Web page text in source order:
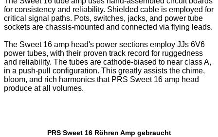
for consistency and reliability. Shielded cable is employed for
critical signal paths. Pots, switches, jacks, and power tube
sockets are chassis-mounted and connected via flying leads.
The Sweet 16 amp head's power sections employ JJs 6V6
power tubes, with their proven track record for ruggedness
and reliability. The tubes are cathode-biased to near class A,
in a push-pull configuration. This greatly assists the chime,
bloom, and rich harmonics that PRS Sweet 16 amp head
produce at all volumes.
PRS Sweet 16 Röhren Amp gebraucht